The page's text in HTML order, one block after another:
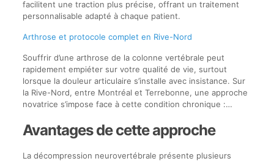
facilitent une traction plus précise, offrant un traitement
personnalisable adapté à chaque patient.
Arthrose et protocole complet en Rive-Nord
Souffrir d’une arthrose de la colonne vertébrale peut
rapidement empiéter sur votre qualité de vie, surtout
lorsque la douleur articulaire s’installe avec insistance. Sur
la Rive-Nord, entre Montréal et Terrebonne, une approche
novatrice s’impose face à cette condition chronique :…
Avantages de cette approche
La décompression neurovertébrale présente plusieurs